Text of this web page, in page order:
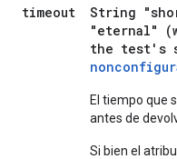
timeout
String
"eternal"
the test's
El tiempo que
antes de
Si bien el